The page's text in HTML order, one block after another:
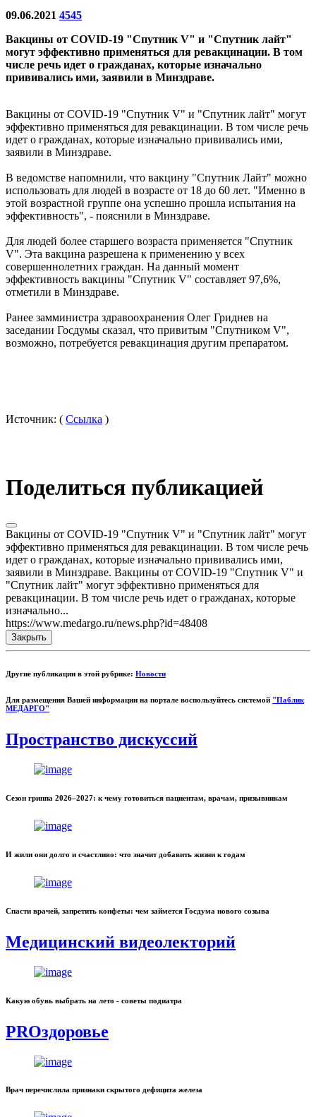
09.06.2021 4545
Вакцины от COVID-19 "Спутник V" и "Спутник лайт"
могут эффективно применяться для ревакцинации. В том
числе речь идет о гражданах, которые изначально
прививались ими, заявили в Минздраве.
Вакцины от COVID-19 "Спутник V" и "Спутник лайт" могут
эффективно применяться для ревакцинации. В том числе речь
идет о гражданах, которые изначально прививались ими,
заявили в Минздраве.
В ведомстве напомнили, что вакцину "Спутник Лайт" можно
использовать для людей в возрасте от 18 до 60 лет. "Именно в
этой возрастной группе она успешно прошла испытания на
эффективность", - пояснили в Минздраве.
Для людей более старшего возраста применяется "Спутник
V". Эта вакцина разрешена к применению у всех
совершеннолетних граждан. На данный момент
эффективность вакцины "Спутник V" составляет 97,6%,
отметили в Минздраве.
Ранее замминистра здравоохранения Олег Гриднев на
заседании Госдумы сказал, что привитым "Спутником V",
возможно, потребуется ревакцинация другим препаратом.
Источник: ( Ссылка )
Поделиться публикацией
Вакцины от COVID-19 "Спутник V" и "Спутник лайт" могут
эффективно применяться для ревакцинации. В том числе речь
идет о гражданах, которые изначально прививались ими,
заявили в Минздраве. Вакцины от COVID-19 "Спутник V" и
"Спутник лайт" могут эффективно применяться для
ревакцинации. В том числе речь идет о гражданах, которые
изначально...
https://www.medargo.ru/news.php?id=48408
Закрыть
Другие публикации в этой рубрике: Новости
Для размещения Вашей информации на портале воспользуйтесь системой "Паблик
МЕДАРГО"
Пространство дискуссий
Сезон гриппа 2026–2027: к чему готовиться пациентам, врачам, призывникам
И жили они долго и счастливо: что значит добавить жизни к годам
Спасти врачей, запретить конфеты: чем займется Госдума нового созыва
Медицинский видеолекторий
Какую обувь выбрать на лето - советы подиатра
PROздоровье
Врач перечислила признаки скрытого дефицита железа